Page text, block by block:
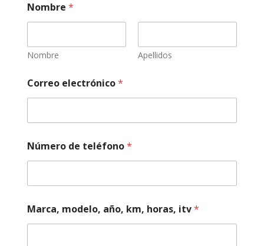
o
m
r
e
ñ
o
,
Nombre *
Nombre Apellidos
Correo electrónico*
Número de teléfono*
Marca, modelo, año, km, horas, itv*